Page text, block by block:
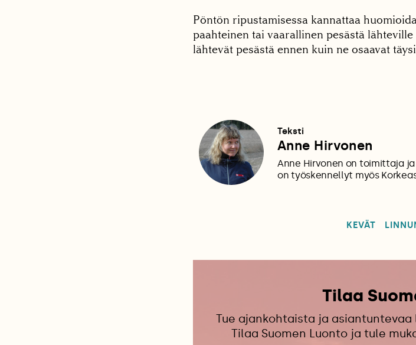
Pöntön ripustamisessa kannattaa
paahteinen tai vaarallinen pesästä
lähtevät pesästä ennen kuin ne osaavat
Teksti
Anne Hirvonen
Anne Hirvonen on toimittaja
on työskennellyt myös
KEVÄT
Tilaa
Tue ajankohtaista ja
Tilaa Suomen Luonto ja tule